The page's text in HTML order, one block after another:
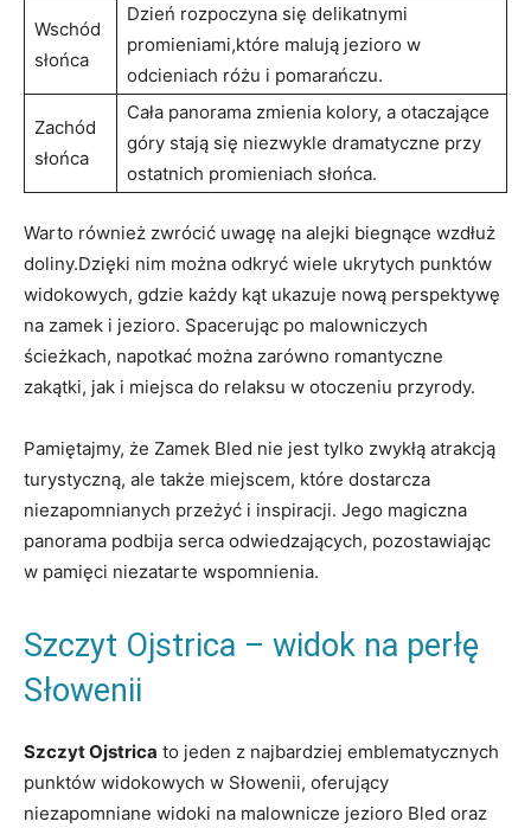
Wschód
‌słońca
Dzień rozpoczyna się ⁢delikatnymi
‍promieniami,które ‍malują jezioro w
odcieniach różu i pomarańczu.
Zachód
słońca
Cała panorama zmienia kolory, a ‌otaczające
góry ‌stają się niezwykle dramatyczne ⁤przy
ostatnich promieniach słońca.
Warto również ⁣zwrócić uwagę na alejki biegnące⁤ wzdłuż
doliny.Dzięki nim można odkryć wiele ukrytych punktów
widokowych, gdzie każdy kąt⁤ ukazuje nową perspektywę
na zamek i ‍jezioro. Spacerując po malowniczych
ścieżkach, ⁣napotkać można zarówno romantyczne
zakątki,⁢ jak i miejsca do⁤ relaksu w otoczeniu przyrody.
Pamiętajmy, że Zamek Bled⁢ nie jest tylko zwykłą atrakcją
turystyczną, ale także miejscem, ⁣które dostarcza
niezapomnianych‍ przeżyć i inspiracji. Jego magiczna
panorama podbija‌ serca odwiedzających, pozostawiając
w pamięci niezatarte wspomnienia.
Szczyt Ojstrica – widok na perłę
Słowenii
Szczyt‍ Ojstrica to jeden z najbardziej emblematycznych
punktów widokowych w Słowenii, oferujący
niezapomniane widoki na malownicze jezioro Bled oraz